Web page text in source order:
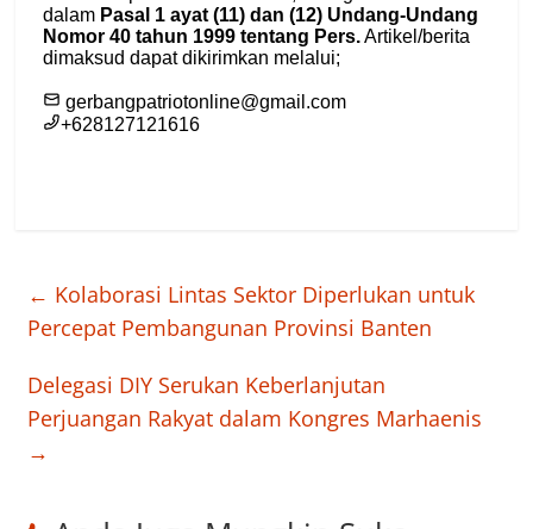
← Kolaborasi Lintas Sektor Diperlukan untuk
Percepat Pembangunan Provinsi Banten
Delegasi DIY Serukan Keberlanjutan
Perjuangan Rakyat dalam Kongres Marhaenis
→